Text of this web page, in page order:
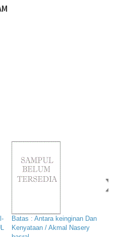
Batas : Antara keinginan Dan
Kenyataan / Akmal Nasery
›